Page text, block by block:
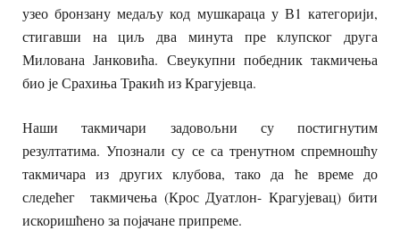
узео бронзану медаљу код мушкараца у В1 категорији,
стигавши на циљ два минута пре клупског друга
Милована Јанковића. Свеукупни победник такмичења
био је Срахиња Тракић из Крагујевца.
Наши такмичари задовољни су постигнутим
резултатима. Упознали су се са тренутном спремношћу
такмичара из других клубова, тако да ће време до
следећег такмичења (Крос Дуатлон- Крагујевац) бити
искоришћено за појачане припреме.